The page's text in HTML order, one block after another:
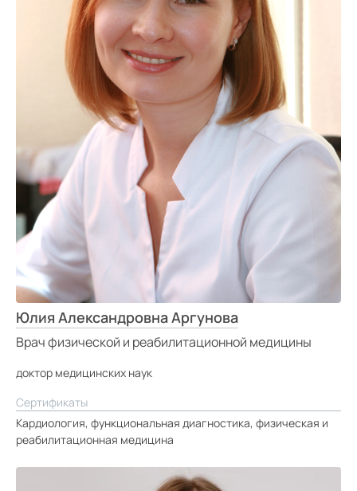
Средний
Большой
Гарнитура:
Без засечек
Юлия Александровна Аргунова
Врач физической и реабилитационной медицины
доктор медицинских наук
Сертификаты
Кардиология, функциональная диагностика, физическая и
реабилитационная медицина